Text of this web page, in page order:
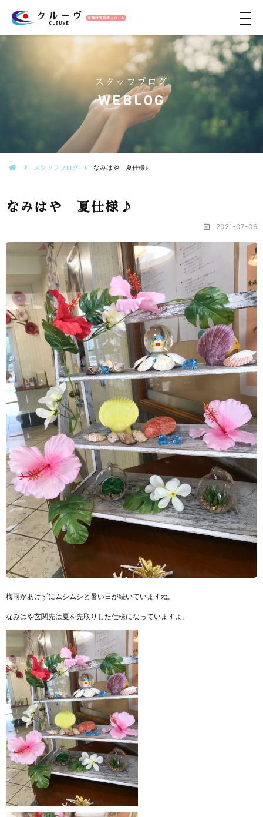
メ
ュ
ー
スタッフブログ
WEBLOG
スタッフブログ なみはや 夏仕様♪
なみはや 夏仕様♪
2021-07-06
梅雨があけずにムシムシと暑い日が続いていますね。
なみはや玄関先は夏を先取りした仕様になっていますよ。